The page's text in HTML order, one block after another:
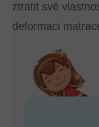
ztratit své
deformaci